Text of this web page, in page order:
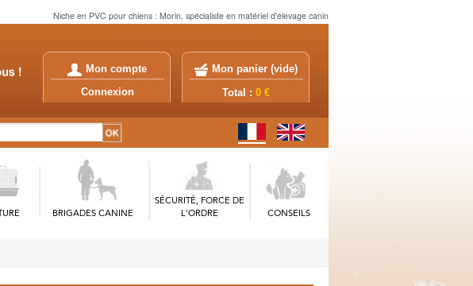
Niche en PVC pour chiens : Morin, spécialiste en matériel d'élevage canin
Mon compte
Connexion
Mon panier (vide)
Total : 0 €
BRIGADES CANINE
SÉCURITÉ, FORCE DE
L'ORDRE
CONSEILS